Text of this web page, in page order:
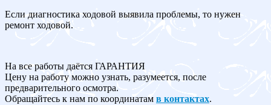
Если диагностика ходовой выявила проблемы, то нужен
ремонт ходовой.
На все работы даётся ГАРАНТИЯ
Цену на работу можно узнать, разумеется, после
предварительного осмотра.
Обращайтесь к нам по координатам в контактах.